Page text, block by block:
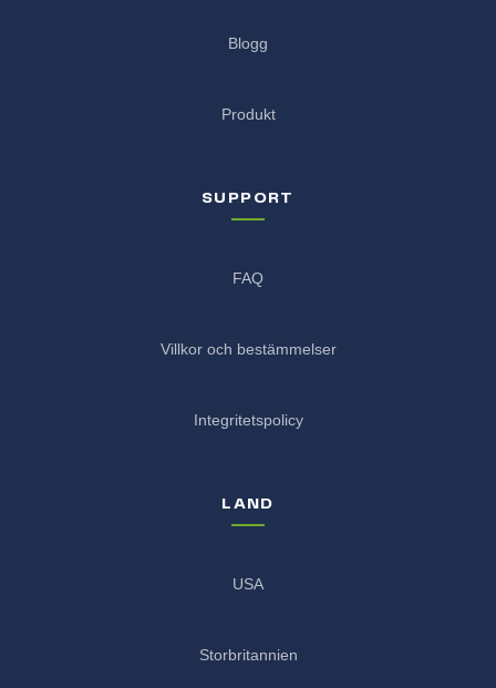
Blogg
Produkt
SUPPORT
FAQ
Villkor och bestämmelser
Integritetspolicy
LAND
USA
Storbritannien